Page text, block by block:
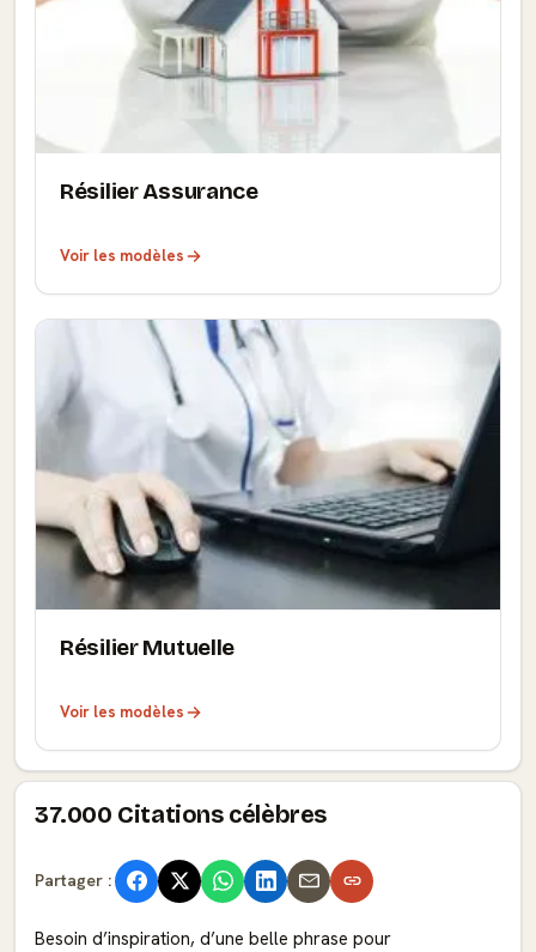
Résilier Assurance
Voir les modèles
Résilier Mutuelle
Voir les modèles
37.000 Citations célèbres
Partager :
Besoin d’inspiration, d’une belle phrase pour